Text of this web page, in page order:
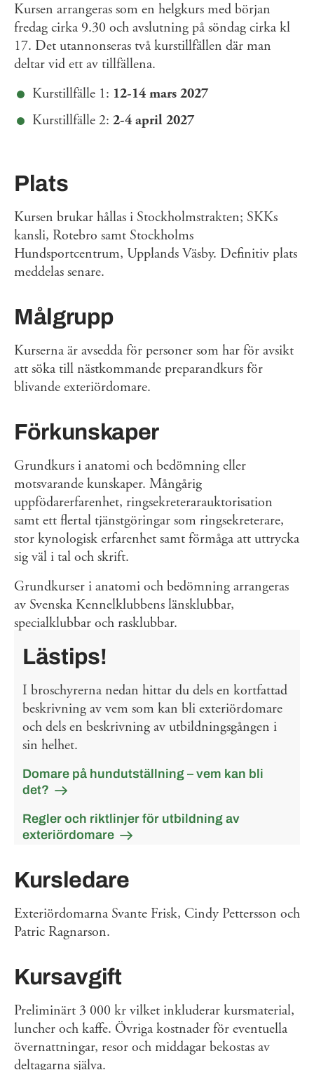
Kursen arrangeras som en helgkurs med början
fredag cirka 9.30 och avslutning på söndag cirka kl
17. Det utannonseras två kurstillfällen där man
deltar vid ett av tillfällena.
Kurstillfälle 1: 12-14 mars 2027
Kurstillfälle 2: 2-4 april 2027
Plats
Kursen brukar hållas i Stockholmstrakten; SKKs
kansli, Rotebro samt Stockholms
Hundsportcentrum, Upplands Väsby. Definitiv plats
meddelas senare.
Målgrupp
Kurserna är avsedda för personer som har för avsikt
att söka till nästkommande preparandkurs för
blivande exteriördomare.
Förkunskaper
Grundkurs i anatomi och bedömning eller
motsvarande kunskaper. Mångårig
uppfödarerfarenhet, ringsekreterarauktorisation
samt ett flertal tjänstgöringar som ringsekreterare,
stor kynologisk erfarenhet samt förmåga att uttrycka
sig väl i tal och skrift.
Grundkurser i anatomi och bedömning arrangeras
av Svenska Kennelklubbens länsklubbar,
specialklubbar och rasklubbar.
Lästips!
I broschyrerna nedan hittar du dels en kortfattad
beskrivning av vem som kan bli exteriördomare
och dels en beskrivning av utbildningsgången i
sin helhet.
Domare på hundutställning – vem kan bli
det?
Regler och riktlinjer för utbildning av
exteriördomare
Kursledare
Exteriördomarna Svante Frisk, Cindy Pettersson och
Patric Ragnarson.
Kursavgift
Preliminärt 3 000 kr vilket inkluderar kursmaterial,
luncher och kaffe. Övriga kostnader för eventuella
övernattningar, resor och middagar bekostas av
deltagarna själva.